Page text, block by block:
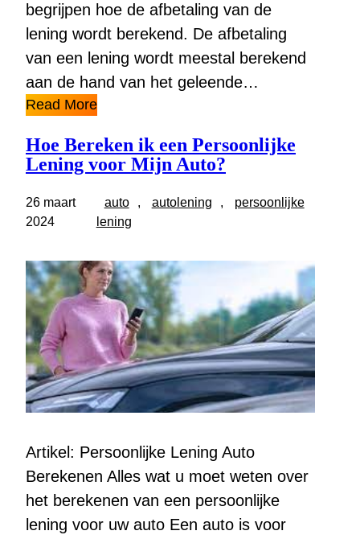
begrijpen hoe de afbetaling van de
lening wordt berekend. De afbetaling
van een lening wordt meestal berekend
aan de hand van het geleende…
Read More
Hoe Bereken ik een Persoonlijke
Lening voor Mijn Auto?
26 maart
2024
auto , autolening ,
persoonlijke
lening
Artikel: Persoonlijke Lening Auto
Berekenen Alles wat u moet weten over
het berekenen van een persoonlijke
lening voor uw auto Een auto is voor